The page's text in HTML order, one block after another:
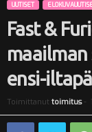
UUTISET
Fast &
ensi-
Toimittanut toimitus-